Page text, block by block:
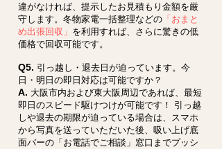
違がなければ、提示したお見積もり金額を厳
守します。冬物家電一括整理などの 「おまと
め出張回収」 を利用すれば、さらに驚きの低
価格で回収可能です。
Q5. 引っ越し・退去日が迫っています。今
日・明日の即日対応は可能ですか？
A. 大阪市内および東大阪周辺であれば、最短
即日のスピード駆けつけが可能です！ 引っ越
しや退去の期限が迫っている場合は、スマホ
から写真を送っていただいた後、吸い上げ底
面バーの「お電話でご相談」窓口までプッシ